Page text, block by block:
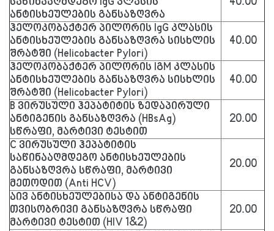
ანტისხეულების განსაზღვრა
ჰელოკობაქტერ პილორის IgG კლასის
ანტისხეულების განსაზღვრა სისხლის
შრატში (Helicobacter Pylori)
40.00
ჰელოკობაქტერ პილორის IგM კლასის
ანტისხეულების განსაზღვრა სისხლის
შრატში (Helicobacter Pylori)
40.00
B ვირუსული ჰეპატიტის ზედაპირული
ანტიგენის განსაზღვრა (HBsAg)
სწრაფი, მარტივი ტესტით
20.00
C ვირუსული ჰეპატიტის
საწინააღმდეგო ანტისხეულების
განსაზღვრა სწრაფი, მარტივი
მეთოდით (Anti HCV)
20.00
აივ ანტისხეულებისა და ანტიგენის
თვისობრივი განსაზღვრა სწრაფი
მარტივი ტესტით (HIV 1&2)
20.00